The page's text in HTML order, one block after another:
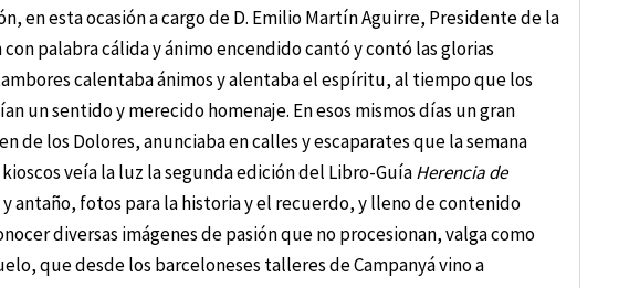
en esta ocasión a cargo de D. Emilio Martín Aguirre, Presidente de la
palabra cálida y ánimo encendido cantó y contó las glorias
calentaba ánimos y alentaba el espíritu, al tiempo que los
un sentido y merecido homenaje. En esos mismos días un gran
de los Dolores, anunciaba en calles y escaparates que la semana
veía la luz la segunda edición del Libro-GuíaHerencia de
antaño, fotos para la historia y el recuerdo, y lleno de contenido
diversas imágenes de pasión que no procesionan, valga como
que desde los barceloneses talleres de Campanyá vino a